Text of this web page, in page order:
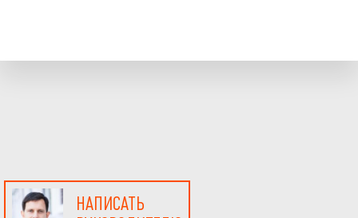
НАПИСАТЬ